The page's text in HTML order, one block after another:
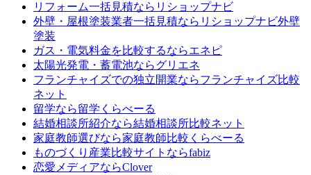
リフォーム一括見積なら リショップナビ
外壁・屋根塗装業者一括見積なら リショップナビ外壁
塗装
ガス・電気料金を比較するならエネピ
太陽光発電・蓄電池ならグリエネ
フランチャイズでの独立開業ならフランチャイズ比較
ネット
留学なら留学くらべーる
結婚相談所紹介なら結婚相談所比較ネット
家庭教師選びなら家庭教師比較くらべーる
ものづくり産業比較サイトならfabiz
恋愛メディアならClover